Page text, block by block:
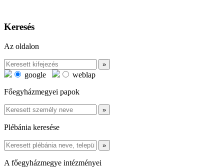
Keresés
Az oldalon
google
weblap
Főegyházmegyei papok
Plébánia keresése
A főegyházmegye intézményei